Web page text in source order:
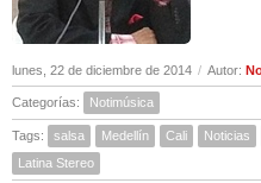
lunes, 22 de diciembre de 2014 / Autor:
Categorías: Notimúsica
Tags: salsa Medellín Cali Noticias
Latina Stereo